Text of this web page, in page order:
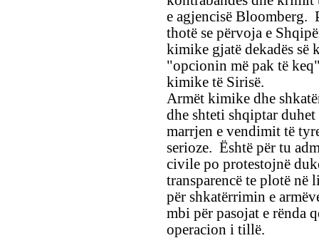
e agjencisë Bloomberg.
thotë se përvoja e
kimike gjatë dekadës së
"opcionin më pak të
kimike të Sirisë.
Armët kimike dhe
dhe shteti shqiptar duhet
marrjen e vendimit të
serioze. Është për tu
civile po protestojnë
transparencë te plotë në
për shkatërrimin e
mbi për pasojat e rënda
operacion i tillë.